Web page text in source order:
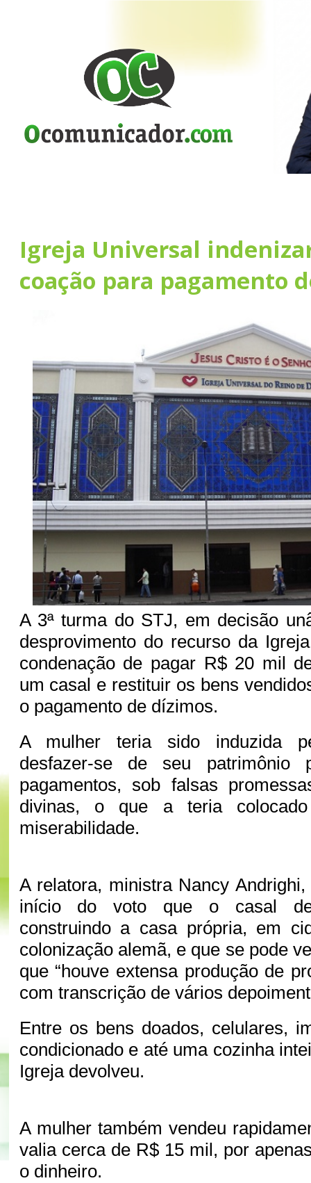
Igreja Universal
coação para pagamento
A 3ª turma do STJ, em decisão
desprovimento do recurso da
condenação de pagar R$ 20 mil
um casal e restituir os bens
o pagamento de dízimos.
A mulher teria sido induzida
desfazer-se de seu patrimônio
pagamentos, sob falsas
divinas, o que a teria
miserabilidade.
A relatora, ministra Nancy
início do voto que o casal
construindo a casa própria, em
colonização alemã, e que se pode
que “houve extensa produção de
com transcrição de vários
Entre os bens doados, celulares,
condicionado e até uma cozinha
Igreja devolveu.
A mulher também vendeu
valia cerca de R$ 15 mil, por
o dinheiro.